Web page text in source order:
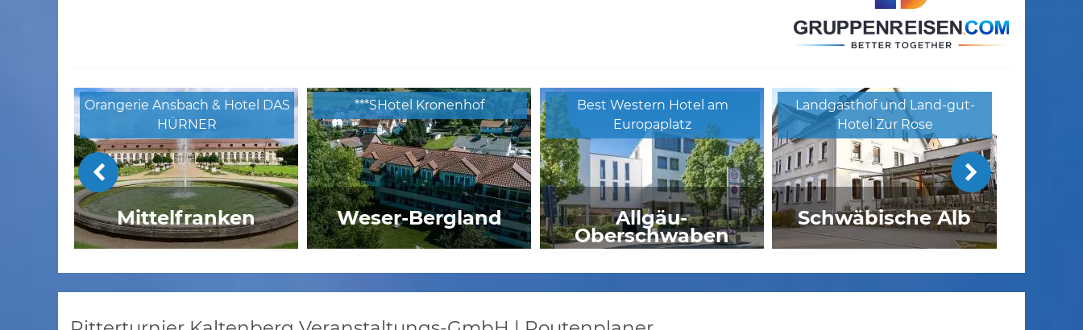
Orangerie Ansbach & Hotel DAS
HÜRNER
Mittelfranken
***SHotel Kronenhof
Weser-Bergland
Best Western Hotel am
Europaplatz
Allgäu-
Oberschwaben
Landgasthof und Land-gut-
Hotel Zur Rose
Schwäbische Alb